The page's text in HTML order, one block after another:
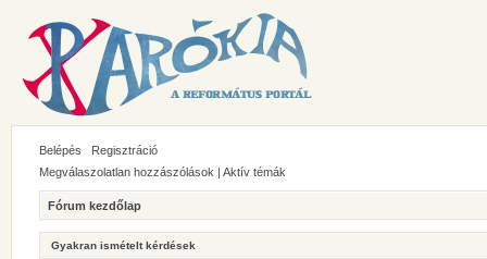
Belépés
Regisztráció
Megválaszolatlan hozzászólások | Aktív témák
Fórum kezdőlap
Gyakran ismételt kérdések